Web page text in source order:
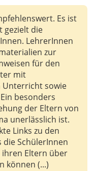
Es ist
gezielt die
LehrerInnen
zur
für den
mit
Unterricht sowie
besonders
der Eltern von
unerlässlich ist.
Links zu den
SchülerInnen
ihren Eltern über
können (...)